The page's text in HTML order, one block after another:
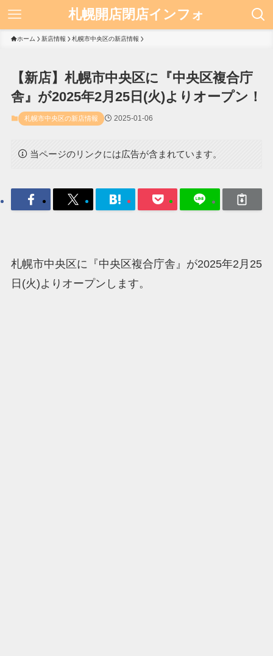
札幌開店閉店インフォ
ホーム 新店情報 札幌市中央区の新店情報
【新店】札幌市中央区に『中央区複合庁
舎』が2025年2月25日(火)よりオープン！
札幌市中央区の新店情報 2025-01-06
当ページのリンクには広告が含まれています。
札幌市中央区に『中央区複合庁舎』が2025年2月25
日(火)よりオープンします。